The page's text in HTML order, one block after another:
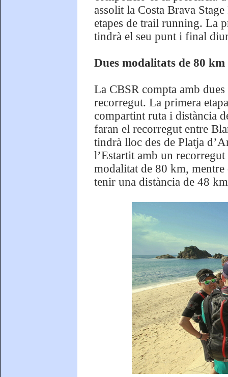
assolit la Costa Brava
etapes de trail running. La
tindrà el seu punt i final
Dues modalitats de 80
La CBSR compta amb
recorregut. La primera
compartint ruta i distància
faran el recorregut entre
tindrà lloc des de Platja
l’Estartit amb un
modalitat de 80 km,
tenir una distància de 48